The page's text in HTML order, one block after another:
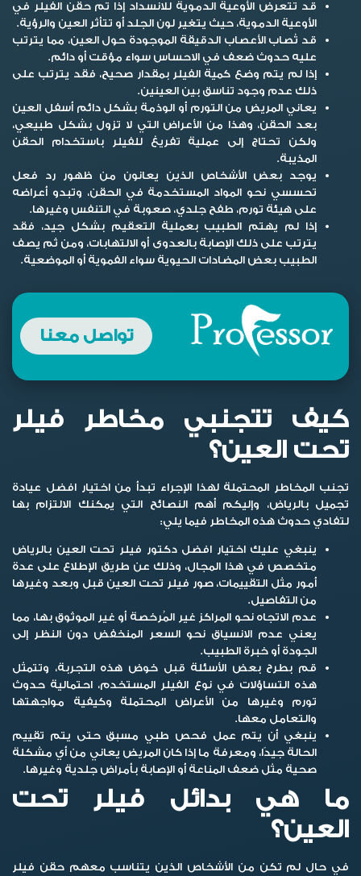
قد تتعرض الأوعية الدموية للانسداد إذا تم حقن الفيلر في
الأوعية الدموية، حيث يتغير لون الجلد أو تتأثر العين والرؤية.
قد تُصاب الأعصاب الدقيقة الموجودة حول العين، مما يترتب
عليه حدوث ضعف في الاحساس سواء مؤقت أو دائم.
إذا لم يتم وضع كمية الفيلر بمقدار صحيح، فقد يترتب على
ذلك عدم وجود تناسق بين العينين.
يعاني المريض من التورم أو الوذمة بشكل دائم أسفل العين
بعد الحقن، وهذا من الأعراض التي لا تزول بشكل طبيعي،
ولكن تحتاج إلى عملية تفريغ للفيلر باستخدام الحقن
المذيبة.
يوجد بعض الأشخاص الذين يعانون من ظهور رد فعل
تحسسي نحو المواد المستخدمة في الحقن، وتبدو أعراضه
على هيئة تورم، طفح جلدي، صعوبة في التنفس وغيرها.
إذا لم يهتم الطبيب بعملية التعقيم بشكل جيد، فقد
يترتب على ذلك الإصابة بالعدوى أو الالتهابات، ومن ثم يصف
الطبيب بعض المضادات الحيوية سواء الفموية أو الموضعية.
تواصل معنا
كيف تتجنبي مخاطر فيلر
تحت العين؟
تجنب المخاطر المحتملة لهذا الإجراء تبدأ من اختيار افضل عيادة
تجميل بالرياض، وإليكم أهم النصائح التي يمكنك الالتزام بها
لتفادي حدوث هذه المخاطر فيما يلي:
ينبغي عليك اختيار افضل دكتور فيلر تحت العين بالرياض
متخصص في هذا المجال، وذلك عن طريق الإطلاع على عدة
أمور مثل التقييمات، صور فيلر تحت العين قبل وبعد وغيرها
من التفاصيل.
عدم الاتجاه نحو المراكز غير المُرخصة أو غير الموثوق بها، مما
يعني عدم الانسياق نحو السعر المنخفض دون النظر إلى
الجودة أو خبرة الطبيب.
قم بطرح بعض الأسئلة قبل خوض هذه التجربة، وتتمثل
هذه التساؤلات في نوع الفيلر المستخدم، احتمالية حدوث
تورم وغيرها من الأعراض المحتملة وكيفية مواجهتها
والتعامل معها.
ينبغي أن يتم عمل فحص طبي مسبق حتى يتم تقييم
الحالة جيدًا، ومعرفة ما إذا كان المريض يعاني من أي مشكلة
صحية مثل ضعف المناعة أو الإصابة بأمراض جلدية وغيرها.
ما هي بدائل فيلر تحت
العين؟
في حال لم تكن من الأشخاص الذين يتناسب معهم حقن فيلر